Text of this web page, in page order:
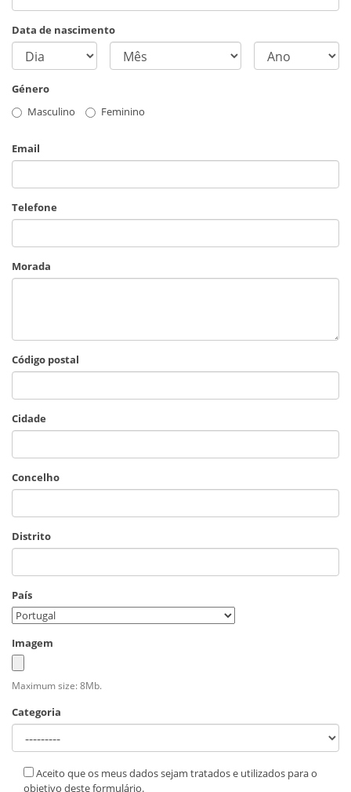
Data de nascimento
Género
Masculino
Feminino
Email
Telefone
Morada
Código postal
Cidade
Concelho
Distrito
País
Imagem
Maximum size: 8Mb.
Categoria
Aceito que os meus dados sejam tratados e utilizados para o
objetivo deste formulário.